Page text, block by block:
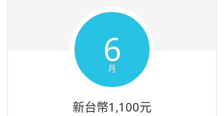
6
月
新台幣1,100元